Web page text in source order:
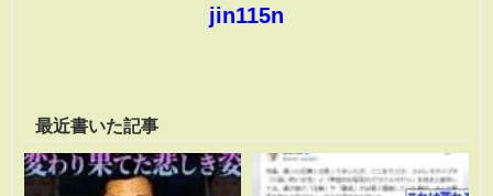
jin115n
最近書いた記事